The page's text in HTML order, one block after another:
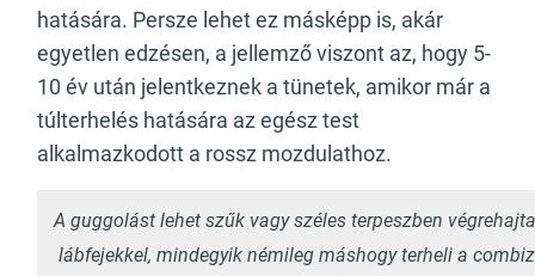
hatására. Persze lehet ez másképp is, akár
egyetlen edzésen, a jellemző viszont az, hogy 5-
10 év után jelentkeznek a tünetek, amikor már a
túlterhelés hatására az egész test
alkalmazkodott a rossz mozdulathoz.
A guggolást lehet szűk vagy széles terpeszben
lábfejekkel, mindegyik némileg máshogy terheli a